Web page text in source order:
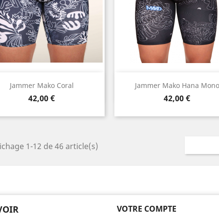
Jammer Mako Coral
Prix
42,00 €
Aperçu rapide Jammer Mako Hana Mono
Prix
42,00 €
Aperçu rapide
1-12 de 46 article(s)
VOTRE COMPTE